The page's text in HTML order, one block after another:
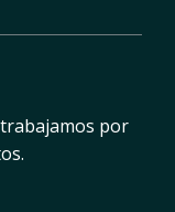
por